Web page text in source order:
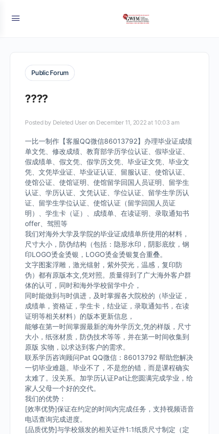
Public Forum
????
Posted by Deleted User on December 11, 2022 at 10:03 am
一比一制作【客服QQ微信86013792】办理毕业证成绩
单文凭、修改成绩、教育部学历学位认证、假毕业证、
假成绩单、假文凭、假学历文凭、毕业证文凭、毕业文
凭、文凭毕业证、毕业证认证、留服认证、使馆认证、
使馆公证、使馆证明、使馆留学回国人员证明、留学生
认证、学历认证、文凭认证、学位认证、留学生学历认
证、留学生学位认证、使馆认证（留学回国人员证
明）、学生卡（证）、成绩单、在读证明、录取通知书
offer、驾照等
我们对海外大学及学院的毕业证成绩单所使用的材料，
尺寸大小，防伪结构（包括：隐形水印，阴影底纹，钢
印LOGO烫金烫银，LOGO烫金烫银复合重叠。
文字图案浮雕，激光镭射，紫外荧光，温感，复印防
伪）都有原版本文,凭对照。质量得到了广大海外客户群
体的认可，同时和海外学校留学中介，
同时能做到与时俱进，及时掌握各大院校的（毕业证，
成绩单，资格证，学生卡，结业证，录取通知书，在读
证明等相关材料）的版本更新信息，
能够在第一时间掌握最新的海外学历文,凭的样版，尺寸
大小，纸张材质，防伪技术等等，并在第一时间收集到
原版 实物，以求达到客户的需求。
联系学历咨询顾问Pat QQ微信：86013792 帮助您解决
一切毕业难题。毕业不了，不是您的错，而是课程确实
太难了。没关系。加学历认证Pat让您圆满完成学业，给
家人父母一个好的交代。
我们的优势：
[效率优势]保证在约定的时间内完成任务，支持视频语音
电话查询完成进度。
[品质优势]与学校颁发的相关证件1:1纸质尺寸制定（定